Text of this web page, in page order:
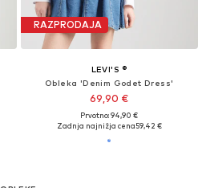
RAZPRODAJA
LEVI'S ®
Obleka 'Denim Godet Dress'
69,90 €
Prvotno: 94,90 €
Zadnja najnižja cena59,42 €